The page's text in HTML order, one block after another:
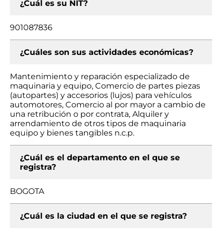
¿Cuál es su NIT?
901087836
¿Cuáles son sus actividades económicas?
Mantenimiento y reparación especializado de
maquinaria y equipo, Comercio de partes piezas
(autopartes) y accesorios (lujos) para vehículos
automotores, Comercio al por mayor a cambio de
una retribución o por contrata, Alquiler y
arrendamiento de otros tipos de maquinaria
equipo y bienes tangibles n.c.p.
¿Cuál es el departamento en el que se
registra?
BOGOTA
¿Cuál es la ciudad en el que se registra?